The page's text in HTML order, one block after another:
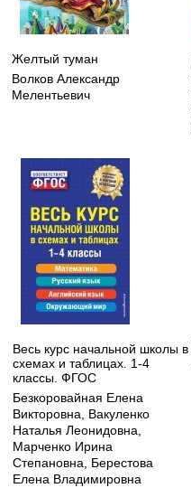
Желтый туман
Волков Александр
Мелентьевич
Весь курс начальной школы в
схемах и таблицах. 1-4
классы. ФГОС
Безкоровайная Елена
Викторовна
Вакуленко
Наталья Леонидовна
Марченко Ирина
Степановна
Берестова
Елена Владимировна